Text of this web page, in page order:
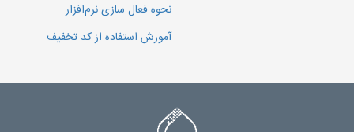
نحوه فعال سازی نرم‌افزار
آموزش استفاده از کد تخفیف